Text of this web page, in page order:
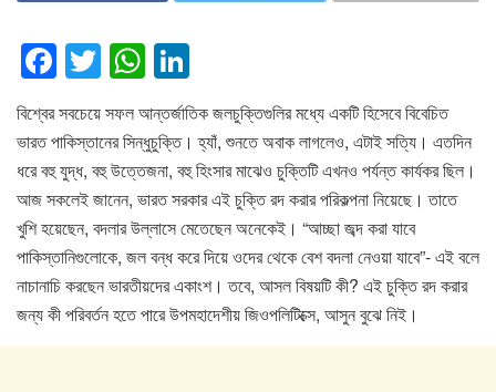
F
a
c
e
b
o
o
k
T
wi
tt
er
W
h
at
s
A
p
p
n
k
e
dI
n
বিশ্বের সবচেয়ে সফল আন্তর্জাতিক জলচুক্তিগুলির মধ্যে একটি হিসেবে বিবেচিত
ভারত পাকিস্তানের সিন্ধুচুক্তি। হ্যাঁ, শুনতে অবাক লাগলেও, এটাই সত্যি। এতদিন
ধরে বহু যুদ্ধ, বহু উত্তেজনা, বহু হিংসার মাঝেও চুক্তিটি এখনও পর্যন্ত কার্যকর ছিল।
আজ সকলেই জানেন, ভারত সরকার এই চুক্তি রদ করার পরিকল্পনা নিয়েছে। তাতে
খুশি হয়েছেন, বদলার উল্লাসে মেতেছেন অনেকেই। “আচ্ছা জব্দ করা যাবে
পাকিস্তানিগুলোকে, জল বন্ধ করে দিয়ে ওদের থেকে বেশ বদলা নেওয়া যাবে”- এই বলে
নাচানাচি করছেন ভারতীয়দের একাংশ। তবে, আসল বিষয়টি কী? এই চুক্তি রদ করার
জন্য কী পরিবর্তন হতে পারে উপমহাদেশীয় জিওপলিটিক্সে, আসুন বুঝে নিই।